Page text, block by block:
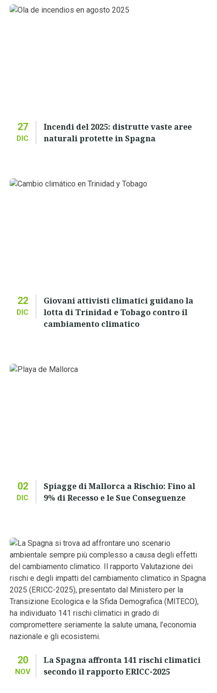
27
DIC
Incendi del 2025: distrutte vaste aree
naturali protette in Spagna
22
DIC
Giovani attivisti climatici guidano la
lotta di Trinidad e Tobago contro il
cambiamento climatico
02
DIC
Spiagge di Mallorca a Rischio: Fino al
9% di Recesso e le Sue Conseguenze
20
NOV
La Spagna affronta 141 rischi climatici
secondo il rapporto ERICC-2025